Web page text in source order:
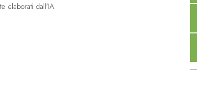
elaborati dall'IA